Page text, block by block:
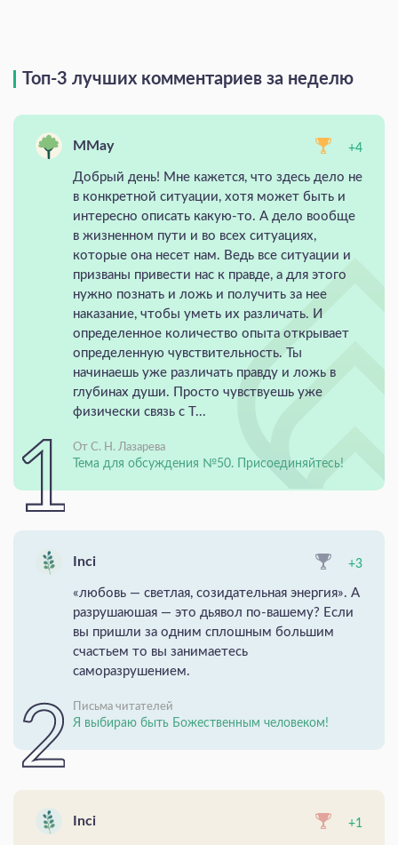
Топ-3 лучших комментариев за неделю
MMay +4
Добрый день! Мне кажется, что здесь дело не
в конкретной ситуации, хотя может быть и
интересно описать какую-то. А дело вообще
в жизненном пути и во всех ситуациях,
которые она несет нам. Ведь все ситуации и
призваны привести нас к правде, а для этого
нужно познать и ложь и получить за нее
наказание, чтобы уметь их различать. И
определенное количество опыта открывает
определенную чувствительность. Ты
начинаешь уже различать правду и ложь в
глубинах души. Просто чувствуешь уже
физически связь с Т...
От С. Н. Лазарева
Тема для обсуждения №50. Присоединяйтесь!
Inci +3
«любовь — светлая, созидательная энергия». А
разрушаюшая — это дьявол по-вашему? Если
вы пришли за одним сплошным большим
счастьем то вы занимаетесь
саморазрушением.
Письма читателей
Я выбираю быть Божественным человеком!
Inci +1